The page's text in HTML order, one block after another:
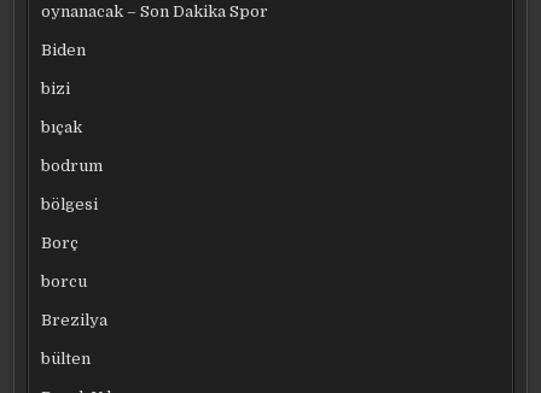
oynanacak – Son Dakika Spor
Biden
bizi
bıçak
bodrum
bölgesi
Borç
borcu
Brezilya
bülten